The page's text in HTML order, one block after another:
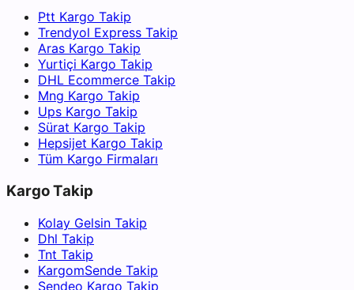
Ptt Kargo Takip
Trendyol Express Takip
Aras Kargo Takip
Yurtiçi Kargo Takip
DHL Ecommerce Takip
Mng Kargo Takip
Ups Kargo Takip
Sürat Kargo Takip
Hepsijet Kargo Takip
Tüm Kargo Firmaları
Kargo Takip
Kolay Gelsin Takip
Dhl Takip
Tnt Takip
KargomSende Takip
Sendeo Kargo Takip